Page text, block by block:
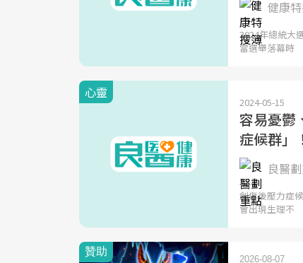
健康
2024年總統大
當選舉落幕時
心靈
2024-05-15
容易憂鬱
症候群」
良醫
創傷後壓力症
會出現生理不